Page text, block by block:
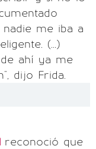
nadie me iba a
(...)
ahí ya me
dijo Frida.
reconoció que